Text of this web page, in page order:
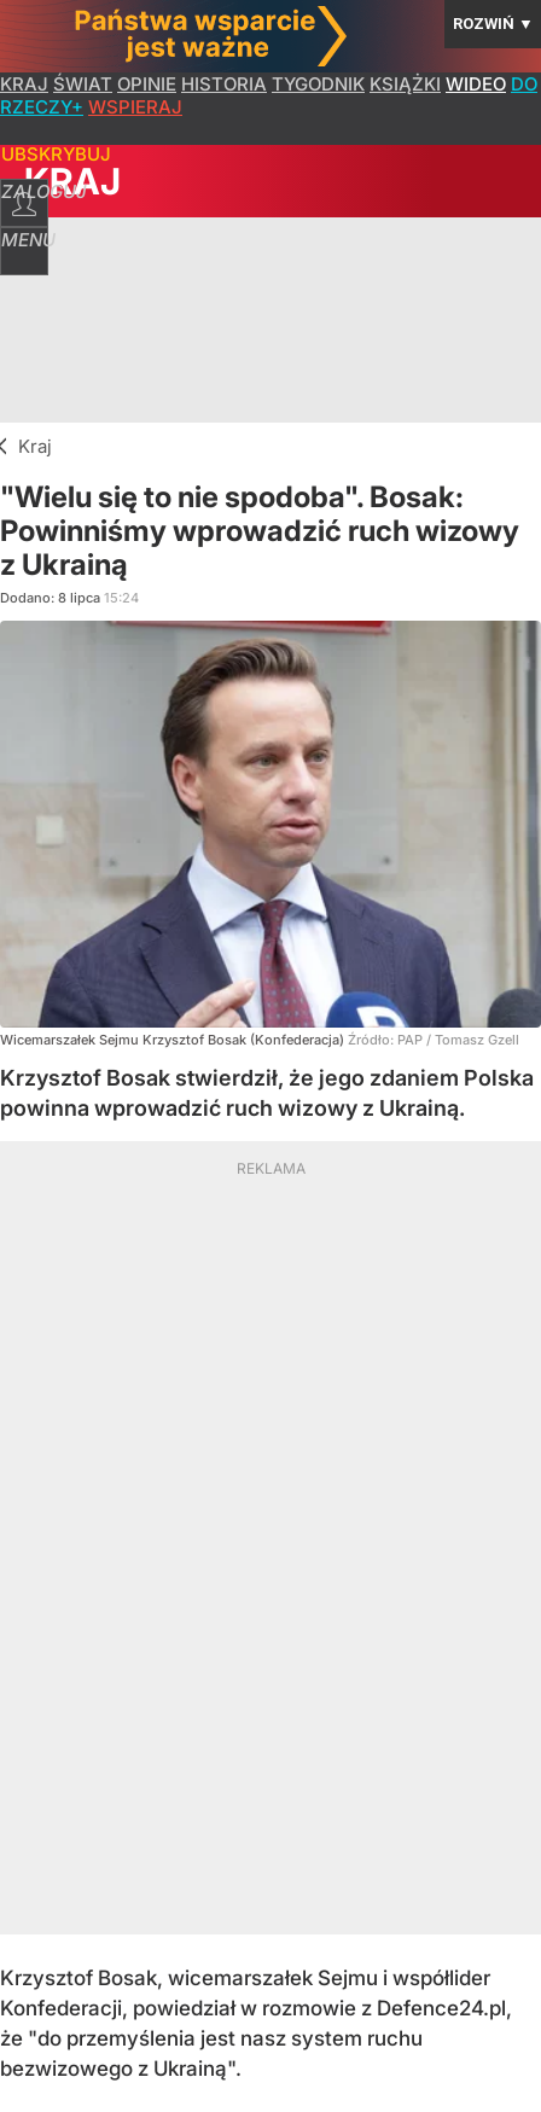
ROZWIŃ ▼
KRAJ ŚWIAT OPINIE HISTORIA TYGODNIK KSIĄŻKI WIDEO DO
RZECZY+ WSPIERAJ
ZALOGUJ
MENU
KRAJ
Kraj
"Wielu się to nie spodoba". Bosak:
Powinniśmy wprowadzić ruch wizowy
z Ukrainą
Dodano: 8 lipca 15:24
Wicemarszałek Sejmu Krzysztof Bosak (Konfederacja) Źródło: PAP / Tomasz Gzell
Krzysztof Bosak stwierdził, że jego zdaniem Polska
powinna wprowadzić ruch wizowy z Ukrainą.
Krzysztof Bosak, wicemarszałek Sejmu i współlider
Konfederacji, powiedział w rozmowie z Defence24.pl,
że "do przemyślenia jest nasz system ruchu
bezwizowego z Ukrainą".